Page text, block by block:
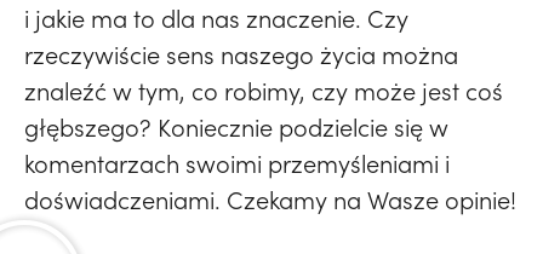
i jakie ma to dla nas znaczenie. Czy
rzeczywiście sens naszego życia można
znaleźć w tym, co robimy, czy może jest coś
głębszego? Koniecznie podzielcie się w
komentarzach swoimi przemyśleniami i
doświadczeniami. Czekamy na Wasze opinie!